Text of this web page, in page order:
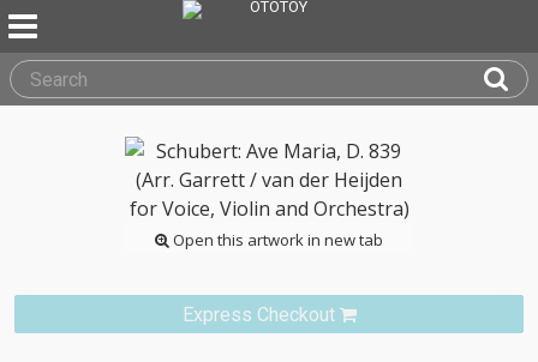
Open this artwork in new tab
Express Checkout